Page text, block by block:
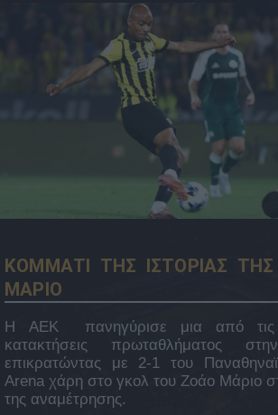
ΚΟΜΜΑΤΙ ΤΗΣ ΙΣΤΟΡΙΑΣ
ΜΑΡΙΟ
Η AEK πανηγύρισε μια από τις
κατακτήσεις πρωταθλήματος
επικρατώντας με 2-1 του
Arena χάρη στο γκολ του Ζοάο Μάριο
της αναμέτρησης.